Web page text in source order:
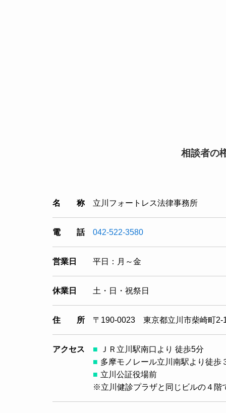
相談者の
名 称 立川フォートレス法律事務所
電 話 042-522-3580
営業日 平日：月～金
休業日 土・日・祝祭日
住 所 〒190-0023 東京都立川市柴崎町
アクセス
ＪＲ立川駅南口より 徒歩5分
多摩モノレール立川南駅より徒歩
立川公証役場前
※立川健診プラザと同じビルの４階